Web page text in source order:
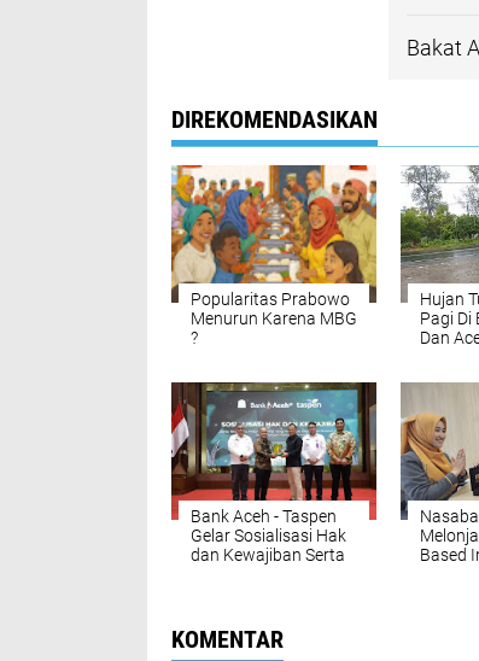
Bakat
DIREKOMENDASIKAN
Popularitas Prabowo
Menurun Karena MBG
?
Hujan
Pagi Di
Dan
Bank Aceh - Taspen
Gelar Sosialisasi Hak
dan Kewajiban Serta
Based
KOMENTAR